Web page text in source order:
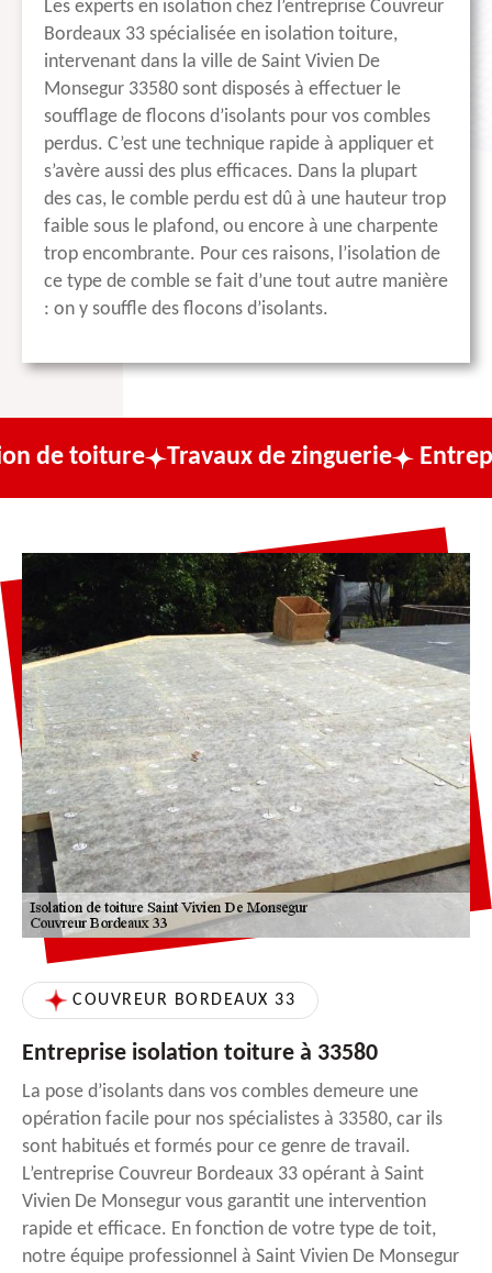
Les experts en isolation chez l’entreprise Couvreur
Bordeaux 33 spécialisée en isolation toiture,
intervenant dans la ville de Saint Vivien De
Monsegur 33580 sont disposés à effectuer le
soufflage de flocons d’isolants pour vos combles
perdus. C’est une technique rapide à appliquer et
s’avère aussi des plus efficaces. Dans la plupart
des cas, le comble perdu est dû à une hauteur trop
faible sous le plafond, ou encore à une charpente
trop encombrante. Pour ces raisons, l’isolation de
ce type de comble se fait d’une tout autre manière
: on y souffle des flocons d’isolants.
Travaux de zinguerie Entreprise de
COUVREUR BORDEAUX 33
Entreprise isolation toiture à 33580
La pose d’isolants dans vos combles demeure une
opération facile pour nos spécialistes à 33580, car ils
sont habitués et formés pour ce genre de travail.
L’entreprise Couvreur Bordeaux 33 opérant à Saint
Vivien De Monsegur vous garantit une intervention
rapide et efficace. En fonction de votre type de toit,
notre équipe professionnel à Saint Vivien De Monsegur